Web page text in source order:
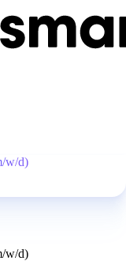
w/d)
w/d)